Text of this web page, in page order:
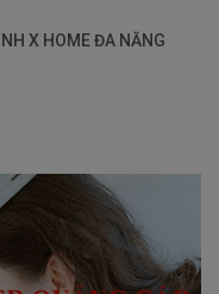
X HOME ĐA NĂNG